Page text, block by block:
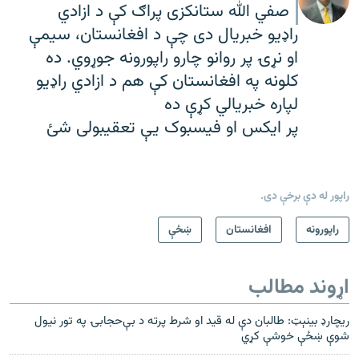
صفي الله ستانکزی پراګ کې د ازادي
راډیو خبریال دی چې د افغانستان، سیمې
او نړۍ پر روانو چارو راپورونه جوړوي. ده
کلونه په افغانستان کې هم د ازادي راډیو
لپاره خبریالي کړې ده
پر ایکس او فیسبوک یې تعقیبولی شئ
راپور له دې برخې دی.
راپورونه
افغانستان ښځې
اړوند مطالب
ریچارډ بینېټ: طالبان دې له قید او شرط پرته د بې‌حجابۍ په تور نیول
شوې ښځې خوشې کړي